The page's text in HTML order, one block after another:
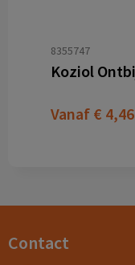
8355747
Vanaf € 4,46
Contact